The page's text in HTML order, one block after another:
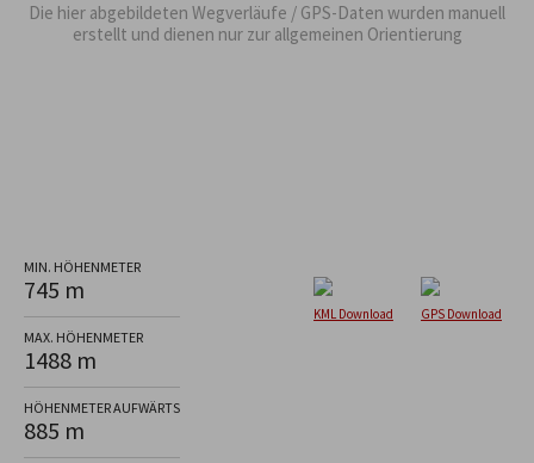
Die hier abgebildeten Wegverläufe / GPS-Daten wurden manuell
erstellt und dienen nur zur allgemeinen Orientierung
MIN. HÖHENMETER
745 m
MAX. HÖHENMETER
1488 m
HÖHENMETER AUFWÄRTS
885 m
GPS Download
KML Download